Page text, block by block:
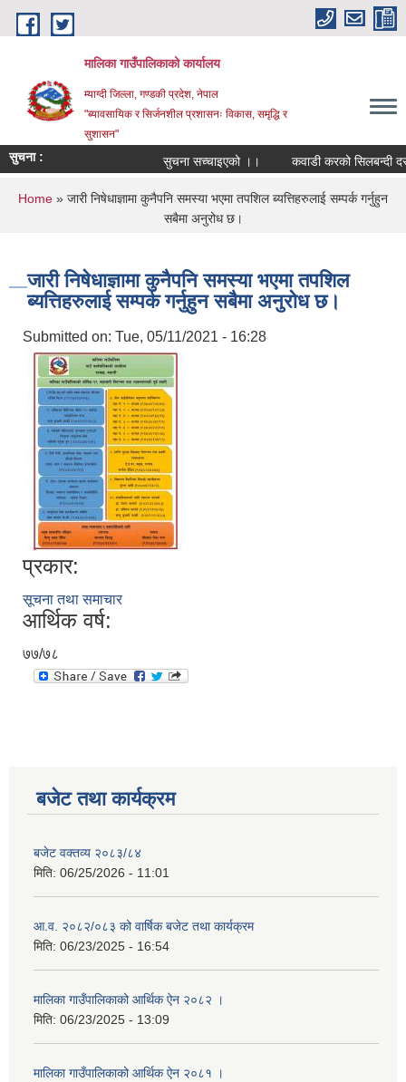
Skip to main content
मालिका गाउँपालिकाको कार्यालय
म्याग्दी जिल्ला, गण्डकी प्रदेश, नेपाल
"ब्यावसायिक र सिर्जनशील प्रशासनः विकास, समृद्धि र
सुशासन"
सुचना : सुचना सच्चाइएको ।। कवाडी करको सिलबन्दी
You are here
Home » जारी निषेधाज्ञामा कुनैपनि समस्या भएमा तपशिल ब्यत्तिहरुलाई सम्पर्क गर्नुहुन
सबैमा अनुरोध छ।
जारी निषेधाज्ञामा कुनैपनि समस्या भएमा तपशिल
ब्यत्तिहरुलाई सम्पर्क गर्नुहुन सबैमा अनुरोध छ।
Submitted on: Tue, 05/11/2021 - 16:28
प्रकार:
सूचना तथा समाचार
आर्थिक वर्ष:
७७/७८
बजेट तथा कार्यक्रम
बजेट वक्तव्य २०८३/८४
मिति: 06/25/2026 - 11:01
आ.व. २०८२/०८३ को वार्षिक बजेट तथा कार्यक्रम
मिति: 06/23/2025 - 16:54
मालिका गाउँपालिकाको आर्थिक ऐन २०८२ ।
मिति: 06/23/2025 - 13:09
मालिका गाउँपालिकाको आर्थिक ऐन २०८१ ।